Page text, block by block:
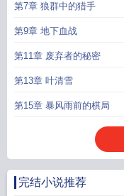
第7章 狼群中的猎手
第9章 地下血战
第11章 废弃者的秘密
第13章 叶清雪
第15章 暴风雨前的棋局
完结小说推荐